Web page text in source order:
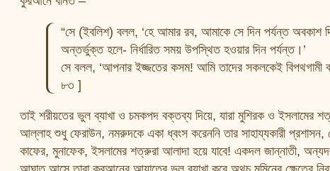
“সে (ইবলিশ) বলল, ‘হে আমার রব, আমাকে সে দিন পর্যন্ত অবকাশ
অন্তর্ভুক্ত হলে- নির্ধারিত সময় উপস্থিত হওয়ার দিন পর্যন্ত।’
সে বলল, ‘আপনার ইজ্জতের কসম! আমি তাদের সকলকেই বিপথগামী
৮৩ ]
তাই শরীয়তের ভুল ব্যাখা ও চমকপদ বক্তব্য দিয়ে, যারা মুশিরক ও ইসলামের
আল্লাহ শুধু ফেরাউন, নমরুদকে একা ধ্বংস করেননি তার সাহায্যকারী প্রশাসন,
কাফের, মুনাফেক, ইসলামের শত্রুরা আলাদা হয়ে যাবে! একদল জান্নাতী,